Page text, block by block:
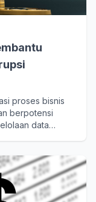
proses bisnis
berpotensi
data